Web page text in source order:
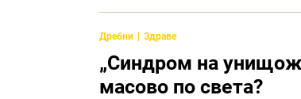
Дребни Здраве
„Синдром на
масово по света?